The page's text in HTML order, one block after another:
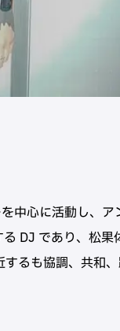
中心に活動し、ア
DJ であり、松果
するも協調、共和